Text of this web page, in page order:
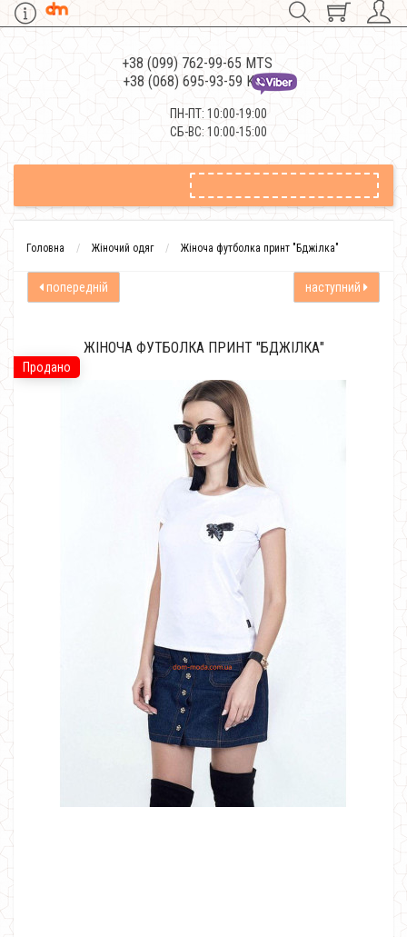
+38 (099) 762-99-65 MTS
+38 (068) 695-93-59 Kievstar
ПН-ПТ: 10:00-19:00
СБ-ВС: 10:00-15:00
Головна Жіночий одяг Жіноча футболка принт "Бджілка"
попередній наступний
Продано
ЖІНОЧА ФУТБОЛКА ПРИНТ "БДЖІЛКА"